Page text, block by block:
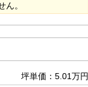
。
坪単価：5.01万円